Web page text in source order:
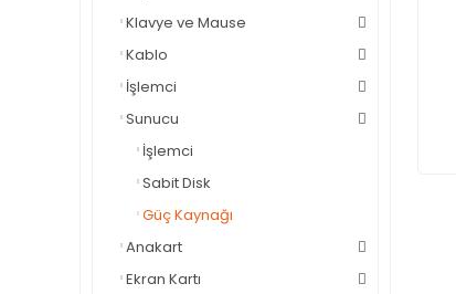
Klavye ve Mause
Kablo
İşlemci
Sunucu
İşlemci
Sabit Disk
Güç Kaynağı
Anakart
Ekran Kartı